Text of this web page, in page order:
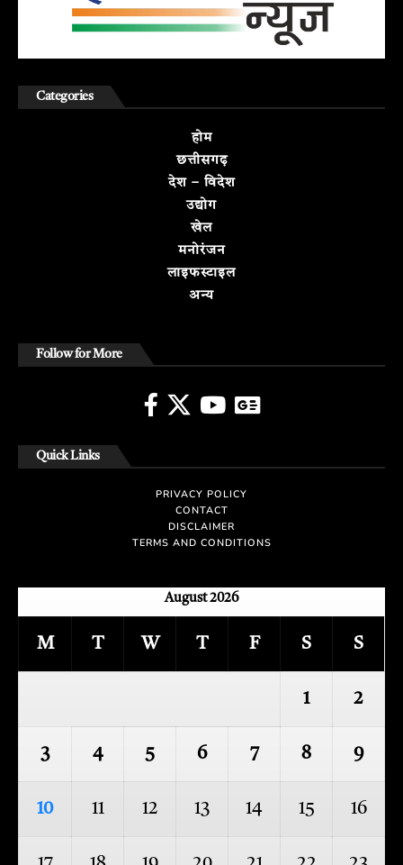
Categories
होम
छत्तीसगढ़
देश – विदेश
उद्योग
खेल
मनोरंजन
लाइफस्टाइल
अन्य
Follow for More
Quick Links
PRIVACY POLICY
CONTACT
DISCLAIMER
TERMS AND CONDITIONS
August 2026
M T W T F S S
1 2
3 4 5 6 7 8 9
10 11 12 13 14 15 16